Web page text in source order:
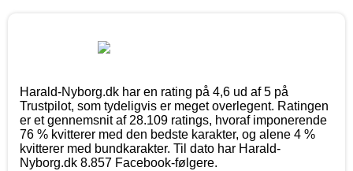
Harald-Nyborg.dk har en rating på 4,6 ud af 5 på
Trustpilot, som tydeligvis er meget overlegent. Ratingen
er et gennemsnit af 28.109 ratings, hvoraf imponerende
76 % kvitterer med den bedste karakter, og alene 4 %
kvitterer med bundkarakter. Til dato har Harald-
Nyborg.dk 8.857 Facebook-følgere.